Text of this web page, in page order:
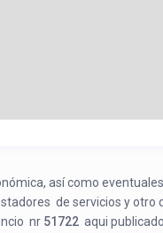
así como
de servicios y otro
nr 51722 aqui